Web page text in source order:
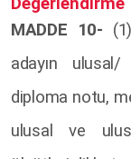
MADDE 10-
adayın ulusal/
diploma notu,
ulusal ve